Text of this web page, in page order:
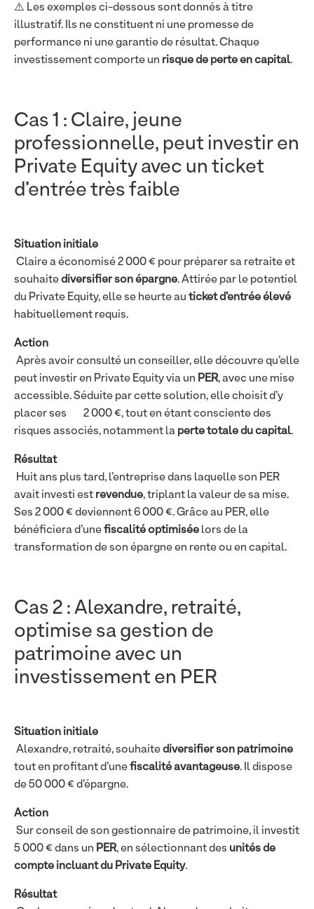
⚠️ Les exemples ci-dessous sont donnés à titre
illustratif. Ils ne constituent ni une promesse de
performance ni une garantie de résultat. Chaque
investissement comporte un risque de perte en capital.
Cas 1 : Claire, jeune
professionnelle, peut investir en
Private Equity avec un ticket
d’entrée très faible
Situation initiale
Claire a économisé 2 000 € pour préparer sa retraite et
souhaitediversifier son épargne. Attirée par le potentiel
du Private Equity, elle se heurte au ticket d’entrée élevé
habituellement requis.
Action
Après avoir consulté un conseiller, elle découvre qu’elle
peut investir en Private Equity via un PER, avec une mise
accessible. Séduite par cette solution, elle choisit d’y
placer ses 2 000 €, tout en étant consciente des
risques associés, notamment la perte totale du capital.
Résultat
Huit ans plus tard, l’entreprise dans laquelle son PER
avait investi est revendue, triplant la valeur de sa mise.
Ses 2 000 € deviennent 6 000 €. Grâce au PER, elle
bénéficiera d’unefiscalité optimisée lors de la
transformation de son épargne en rente ou en capital.
Cas 2 : Alexandre, retraité,
optimise sa gestion de
patrimoine avec un
investissement en PER
Situation initiale
Alexandre, retraité, souhaitediversifier son patrimoine
tout en profitant d’unefiscalité avantageuse. Il dispose
de 50 000 € d’épargne.
Action
Sur conseil de son gestionnaire de patrimoine, il investit
5 000 € dans un PER, en sélectionnant des unités de
compte incluant du Private Equity.
Résultat